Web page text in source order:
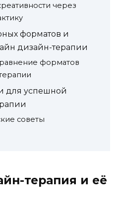
через
форматов и
дизайн-терапии
форматов
для успешной
советы
терапия и её